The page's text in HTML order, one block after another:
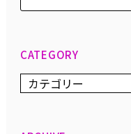
CATEGORY